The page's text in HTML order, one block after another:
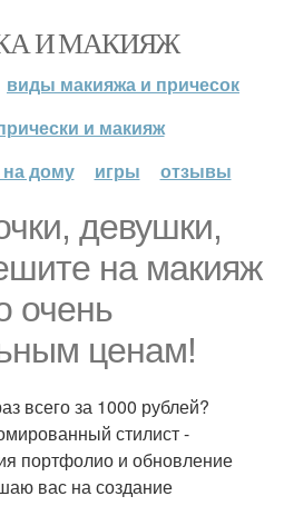
И МАКИЯЖ
виды макияжа и причесок
и макияж
дому
игры отзывы
девушки,
на макияж
очень
ценам!
всего за 1000 рублей?
стилист -
портфолио и обновление
вас на создание